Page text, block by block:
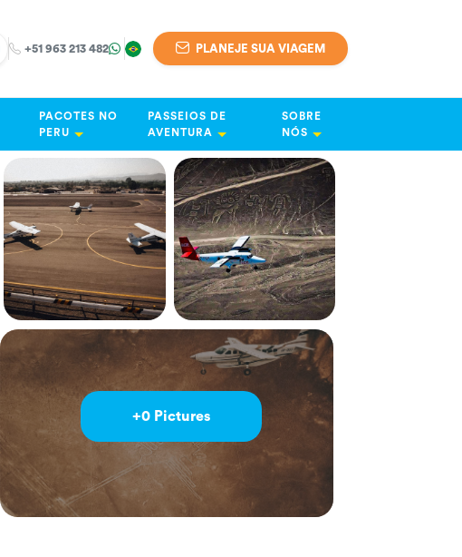
+51 963 213 482 PLANEJE SUA VIAGEM
PACOTES NO
PERU
PASSEIOS DE
AVENTURA
SOBRE
NÓS
+0 Pictures